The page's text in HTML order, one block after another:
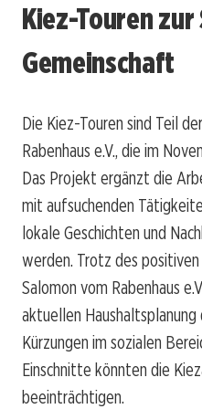
Kiez-Touren
Gemeinschaft
Die Kiez-Touren sind Teil
Rabenhaus e.V., die im
Das Projekt ergänzt die
mit aufsuchenden
lokale Geschichten und
werden. Trotz des
Salomon vom Rabenhaus
aktuellen
Kürzungen im sozialen
Einschnitte könnten die
beeinträchtigen.